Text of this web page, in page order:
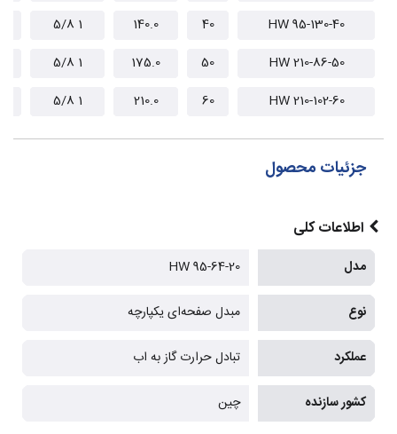
HW 95-130-40
40
140.0
1 5/8
HW 210-86-50
50
175.0
1 5/8
HW 210-102-60
60
210.0
1 5/8
جزئیات محصول
اطلاعات کلی
مدل HW 95-64-20
نوع مبدل صفحه‌ای یکپارچه
عملکرد تبادل حرارت گاز به اب
کشور سازنده چین